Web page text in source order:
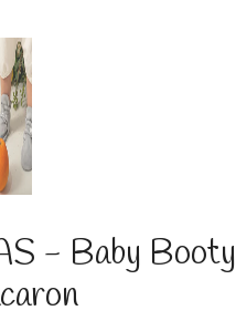
- Baby Booty